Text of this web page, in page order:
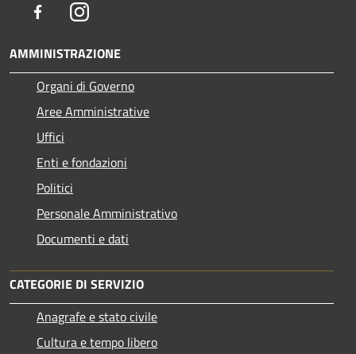
FacebookInstagram
AMMINISTRAZIONE
Organi di Governo
Aree Amministrative
Uffici
Enti e fondazioni
Politici
Personale Amministrativo
Documenti e dati
CATEGORIE DI SERVIZIO
Anagrafe e stato civile
Cultura e tempo libero